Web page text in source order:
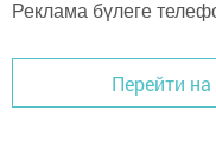
Реклама бүлеге
Перейти